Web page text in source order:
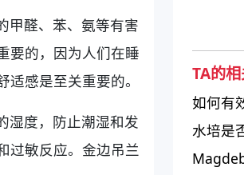
甲醛、苯、氨等有害
要的，因为人们在睡
感是至关重要的。
湿度，防止潮湿和发
过敏反应。金边吊兰
TA的
如何有
水培是